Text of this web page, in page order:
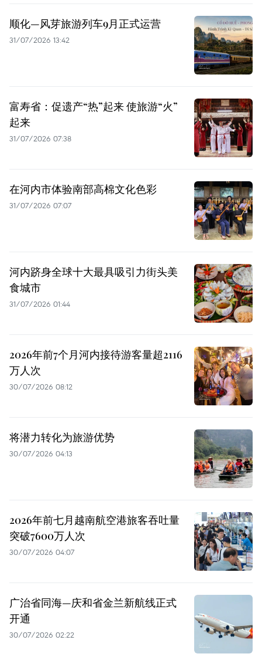
顺化—风芽旅游列车9月正式运营
31/07/2026 13:42
富寿省：促遗产“热”起来 使旅游“火”
起来
31/07/2026 07:38
在河内市体验南部高棉文化色彩
31/07/2026 07:07
河内跻身全球十大最具吸引力街头美
食城市
31/07/2026 01:44
2026年前7个月河内接待游客量超2116
万人次
30/07/2026 08:12
将潜力转化为旅游优势
30/07/2026 04:13
2026年前七月越南航空港旅客吞吐量
突破7600万人次
30/07/2026 04:07
广治省同海—庆和省金兰新航线正式
开通
30/07/2026 02:22